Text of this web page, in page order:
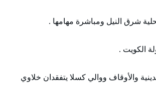
شرق النيل ومباشرة مهامها .
الكويت .
والأوقاف ووالي كسلا يتفقدان خلاوي